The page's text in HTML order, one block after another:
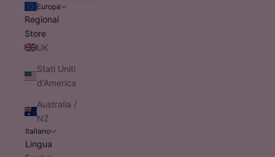
Europa
Regional
Store
UK
Stati Uniti
d'America
Australia /
NZ
Italiano
Lingua